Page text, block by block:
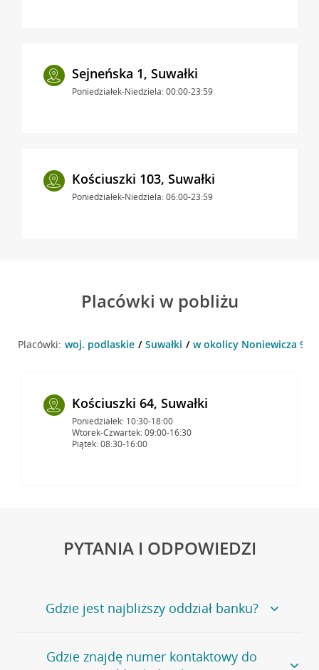
Sejneńska 1, Suwałki
Poniedziałek-Niedziela: 00:00-23:59
Kościuszki 103, Suwałki
Poniedziałek-Niedziela: 06:00-23:59
Placówki w pobliżu
Placówki: woj. podlaskie Suwałki w okolicy Noniewicza 95 ,
Kościuszki 64, Suwałki
Poniedziałek: 10:30-18:00
Wtorek-Czwartek: 09:00-16:30
Piątek: 08:30-16:00
PYTANIA I ODPOWIEDZI
Gdzie jest najbliższy oddział banku?
Jeśli szukasz oddziału naszego banku, zapraszamy na
stronęPlacówki i bankomaty, na której znajduje się
Gdzie znajdę numer kontaktowy do